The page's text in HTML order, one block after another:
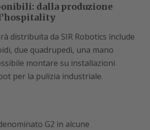
dalla produzione
distribuita da SIR Robotics include
due quadrupedi, una mano
montare su installazioni
per la pulizia industriale.
G2 in alcune